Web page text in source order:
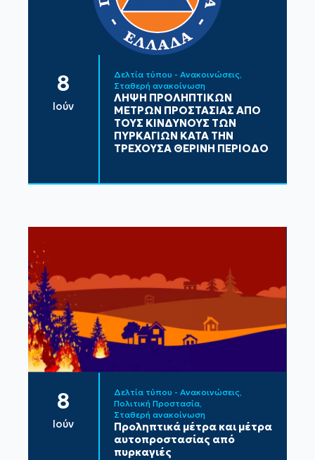
8
Ιούν
Δελτία τύπου - Ανακοινώσεις
Σταθερή ανακοίνωση
ΛΗΨΗ ΠΡΟΛΗΠΤΙΚΩΝ
ΜΕΤΡΩΝ ΠΡΟΣΤΑΣΙΑΣ ΑΠΟ
ΤΟΥΣ ΚΙΝΔΥΝΟΥΣ ΤΩΝ
ΠΥΡΚΑΓΙΩΝ ΚΑΤΑ ΤΗΝ
ΤΡΕΧΟΥΣΑ ΘΕΡΙΝΗ ΠΕΡΙΟΔΟ
8
Ιούν
Δελτία τύπου - Ανακοινώσεις
Πολιτική Προστασία
Σταθερή ανακοίνωση
Προληπτικά μέτρα και μέτρα
αυτοπροστασίας από
πυρκαγιές